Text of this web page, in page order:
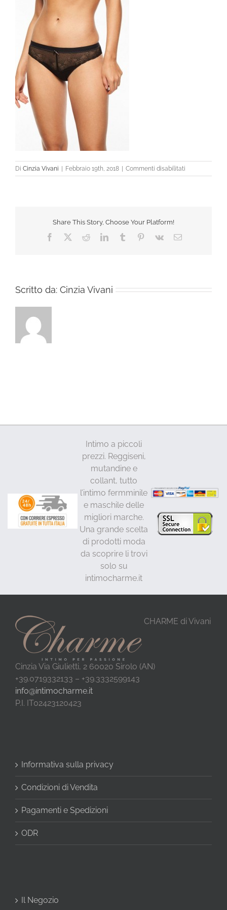
Di Cinzia Vivani | Febbraio 19th, 2018 | Commenti disabilitati
Share This Story, Choose Your Platform!
Facebook RedditLinkedInTumblr Pinterest
Vk Email
Scritto da: Cinzia Vivani
Intimo a piccoli
prezzi. Reggiseni,
mutandine e
collant, tutto
l’intimo fermminile
e maschile delle
migliori marche.
Una grande scelta
di prodotti moda
da scoprire li trovi
solo su
intimocharme.it
CHARME di Vivani
Cinzia Via Giulietti, 2 60020 Sirolo (AN)
+39.0719332133 – +39.3332599143
info@intimocharme.it
P.I. IT02423120423
Informativa sulla privacy
Condizioni di Vendita
Pagamenti e Spedizioni
ODR
Il Negozio